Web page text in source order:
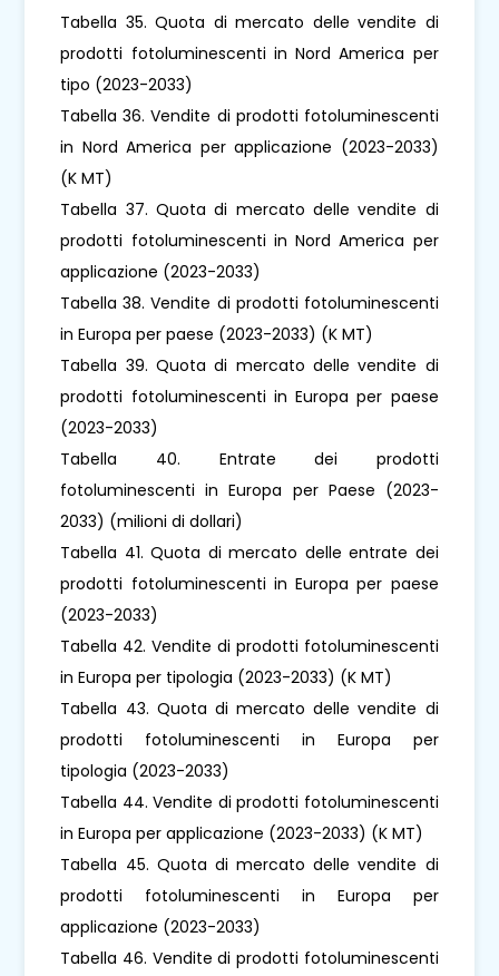
Tabella 35. Quota di mercato delle vendite di
prodotti fotoluminescenti in Nord America per
tipo (2023-2033)
Tabella 36. Vendite di prodotti fotoluminescenti
in Nord America per applicazione (2023-2033)
(K MT)
Tabella 37. Quota di mercato delle vendite di
prodotti fotoluminescenti in Nord America per
applicazione (2023-2033)
Tabella 38. Vendite di prodotti fotoluminescenti
in Europa per paese (2023-2033) (K MT)
Tabella 39. Quota di mercato delle vendite di
prodotti fotoluminescenti in Europa per paese
(2023-2033)
Tabella 40. Entrate dei prodotti
fotoluminescenti in Europa per Paese (2023-
2033) (milioni di dollari)
Tabella 41. Quota di mercato delle entrate dei
prodotti fotoluminescenti in Europa per paese
(2023-2033)
Tabella 42. Vendite di prodotti fotoluminescenti
in Europa per tipologia (2023-2033) (K MT)
Tabella 43. Quota di mercato delle vendite di
prodotti fotoluminescenti in Europa per
tipologia (2023-2033)
Tabella 44. Vendite di prodotti fotoluminescenti
in Europa per applicazione (2023-2033) (K MT)
Tabella 45. Quota di mercato delle vendite di
prodotti fotoluminescenti in Europa per
applicazione (2023-2033)
Tabella 46. Vendite di prodotti fotoluminescenti